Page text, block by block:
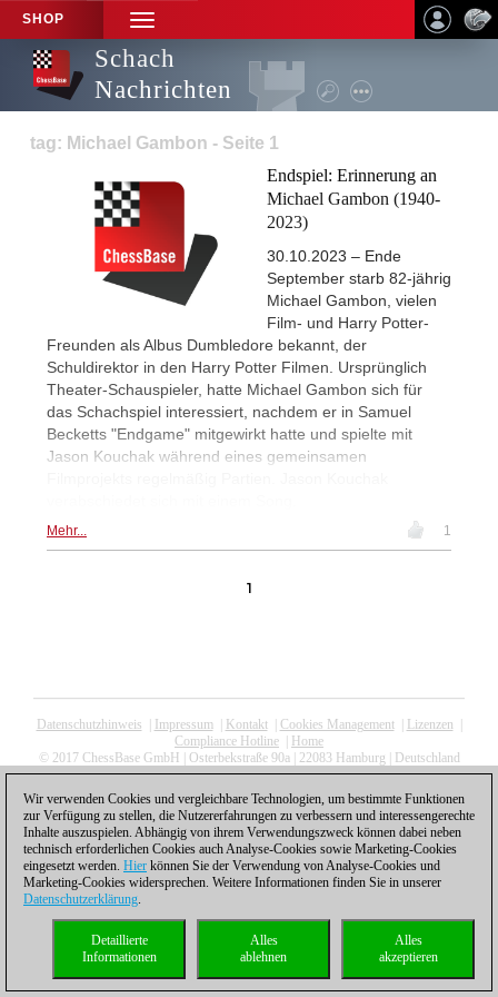
SHOP
TOGGLE
NAVIGATION
Schach
Nachrichten
tag: Michael Gambon - Seite 1
Endspiel: Erinnerung an
Michael Gambon (1940-
2023)
30.10.2023 – Ende
September starb 82-jährig
Michael Gambon, vielen
Film- und Harry Potter-
Freunden als Albus Dumbledore bekannt, der
Schuldirektor in den Harry Potter Filmen. Ursprünglich
Theater-Schauspieler, hatte Michael Gambon sich für
das Schachspiel interessiert, nachdem er in Samuel
Becketts "Endgame" mitgewirkt hatte und spielte mit
Jason Kouchak während eines gemeinsamen
Mehr... 1
1
Datenschutzhinweis Impressum| Kontakt| Cookies Management| Lizenzen
Compliance Hotline
Home
© 2017 ChessBase GmbH | Osterbekstraße 90a | 22083 Hamburg | Deutschland
coldest news
Wir verwenden Cookies und vergleichbare Technologien, um bestimmte Funktionen
zur Verfügung zu stellen, die Nutzererfahrungen zu verbessern und interessengerechte
Inhalte auszuspielen. Abhängig von ihrem Verwendungszweck können dabei neben
technisch erforderlichen Cookies auch Analyse-Cookies sowie Marketing-Cookies
eingesetzt werden. Hier können Sie der Verwendung von Analyse-Cookies und
Marketing-Cookies widersprechen. Weitere Informationen finden Sie in unserer
Datenschutzerklärung.
Alles
akzeptieren
Alles
ablehnen
Detaillierte
Informationen